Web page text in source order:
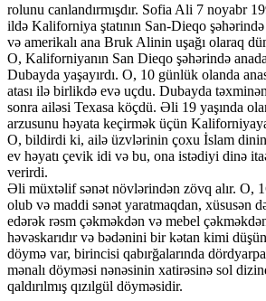
rolunu canlandırmışdır. Sofia Ali 7 noyabr
ildə Kaliforniya ştatının San-Dieqo
və amerikalı ana Bruk Alinin uşağı olaraq
O, Kaliforniyanın San Dieqo şəhərində
Dubayda yaşayırdı. O, 10 günlük olanda
atası ilə birlikdə evə uçdu. Dubayda
sonra ailəsi Texasa köçdü. Əli 19 yaşında
arzusunu həyata keçirmək üçün
O, bildirdi ki, ailə üzvlərinin çoxu İslam
ev həyatı çevik idi və bu, ona istədiyi dinə
verirdi.
Əli müxtəlif sənət növlərindən zövq alır. O,
olub və maddi sənət yaratmaqdan, xüsusən
edərək rəsm çəkməkdən və mebel
həvəskarıdır və bədənini bir kətan kimi
döymə var, birincisi qabırğalarında
mənalı döyməsi nənəsinin xatirəsinə sol
qaldırılmış qızılgül döyməsidir.